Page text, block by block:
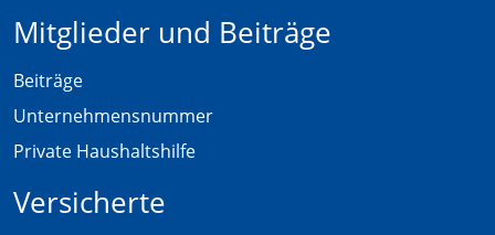
Mitglieder und Beiträge
Beiträge
Unternehmensnummer
Private Haushaltshilfe
Versicherte